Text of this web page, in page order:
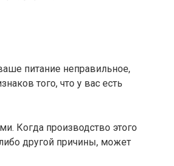
питание неправильное,
того, что у вас есть
Когда производство этого
другой причины, может